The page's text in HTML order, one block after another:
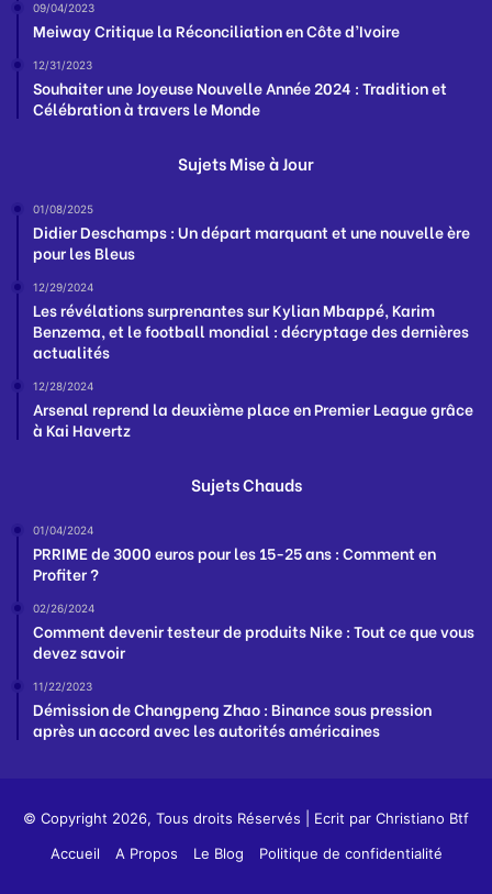
09/04/2023
Meiway Critique la Réconciliation en Côte d’Ivoire
12/31/2023
Souhaiter une Joyeuse Nouvelle Année 2024 : Tradition et
Célébration à travers le Monde
Sujets Mise à Jour
01/08/2025
Didier Deschamps : Un départ marquant et une nouvelle ère
pour les Bleus
12/29/2024
Les révélations surprenantes sur Kylian Mbappé, Karim
Benzema, et le football mondial : décryptage des dernières
actualités
12/28/2024
Arsenal reprend la deuxième place en Premier League grâce
à Kai Havertz
Sujets Chauds
01/04/2024
PRRIME de 3000 euros pour les 15-25 ans : Comment en
Profiter ?
02/26/2024
Comment devenir testeur de produits Nike : Tout ce que vous
devez savoir
11/22/2023
Démission de Changpeng Zhao : Binance sous pression
après un accord avec les autorités américaines
© Copyright 2026, Tous droits Réservés | Ecrit par Christiano Btf
Accueil
A Propos Le Blog Politique de confidentialité